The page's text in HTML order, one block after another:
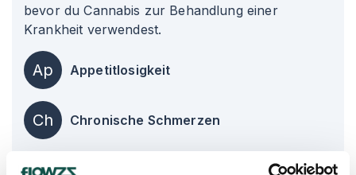
bevor du Cannabis zur Behandlung einer
Krankheit verwendest.
Ap Appetitlosigkeit
Ch Chronische Schmerzen
An Angstzustände